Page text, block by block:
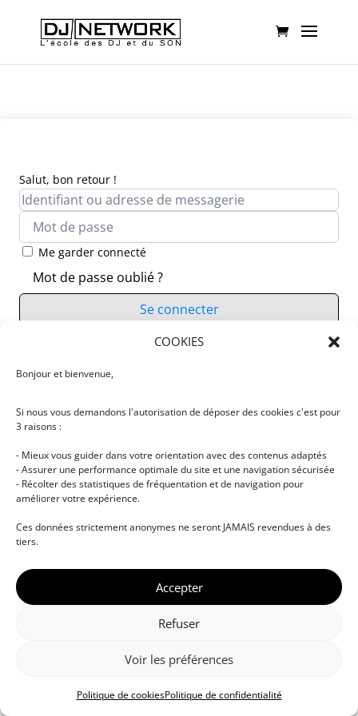
COOKIES
Bonjour et bienvenue,
Si nous vous demandons l'autorisation de déposer des cookies c'est pour
3 raisons :
- Mieux vous guider dans votre orientation avec des contenus adaptés
- Assurer une performance optimale du site et une navigation sécurisée
- Récolter des statistiques de fréquentation et de navigation pour
améliorer votre expérience.
Ces données strictement anonymes ne seront JAMAIS revendues à des
tiers.
Accepter
Refuser
Voir les préférences
Politique de cookiesPolitique de confidentialité
Salut, bon retour !
Me garder connecté
Mot de passe oublié ?
Se connecter
Vous n’avez pas de compte ?
musicale • Certifications professionnelles • Paris •